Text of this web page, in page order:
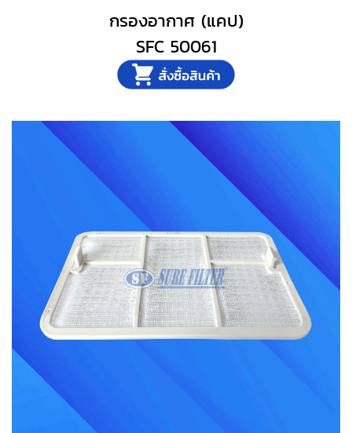
กรองอากาศ (แคป)
SFC 50061